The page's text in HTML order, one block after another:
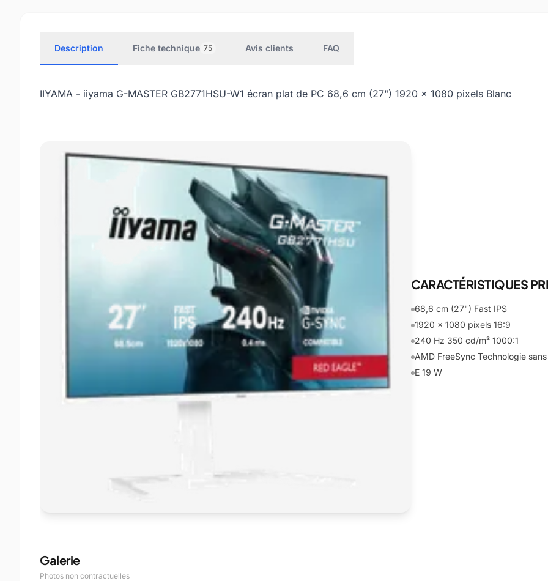
Description Fiche technique 75 Avis clients FAQ
IIYAMA - iiyama G-MASTER GB2771HSU-W1 écran plat de PC 68,6 cm (27") 1920 x 1080 pixels Blanc
CARACTÉRISTIQUES
68,6 cm (27") Fast IPS
1920 x 1080 pixels 16:9
240 Hz 350 cd/m² 1000:1
AMD FreeSync Technologie
E 19 W
Galerie
Photos non contractuelles